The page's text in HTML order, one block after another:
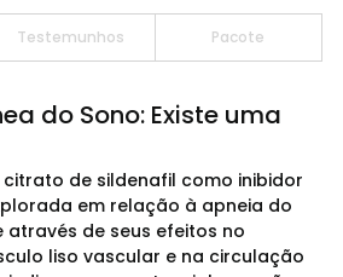
Testemunhos Pacote
do Sono: Existe uma
de sildenafil como inibidor
em relação à apneia do
de seus efeitos no
liso vascular e na circulação